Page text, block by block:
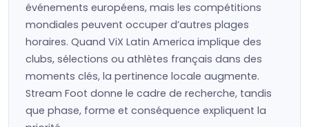
événements européens, mais les compétitions
mondiales peuvent occuper d’autres plages
horaires. Quand ViX Latin America implique des
clubs, sélections ou athlètes français dans des
moments clés, la pertinence locale augmente.
Stream Foot donne le cadre de recherche, tandis
que phase, forme et conséquence expliquent la